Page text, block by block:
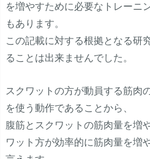
を増やすために必要なトレーニ
もあります。
この記載に対する根拠となる研
ることは出来ませんでした。
スクワットの方が動員する筋肉
を使う動作であることから、
腹筋とスクワットの筋肉量を増
ワット方が効率的に筋肉量を増